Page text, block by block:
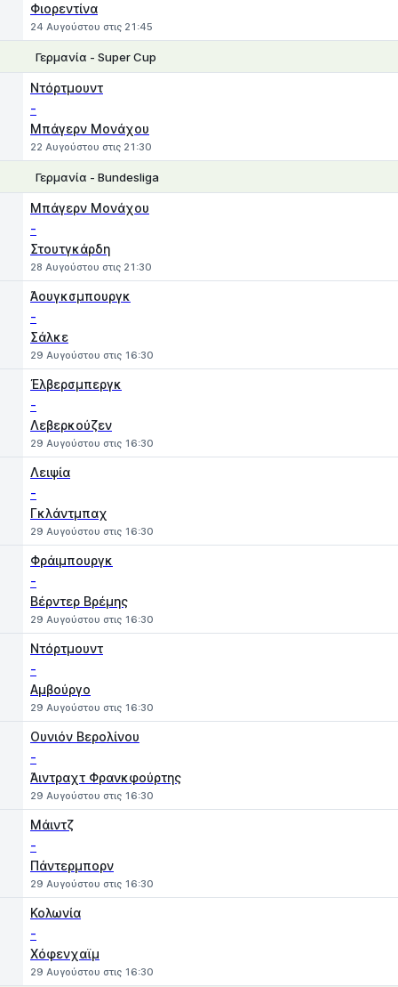
Φιορεντίνα
24 Αυγούστου στις 21:45
Γερμανία - Super Cup
Ντόρτμουντ
-
Μπάγερν Μονάχου
22 Αυγούστου στις 21:30
Γερμανία - Bundesliga
Μπάγερν Μονάχου
-
Στουτγκάρδη
28 Αυγούστου στις 21:30
Άουγκσμπουργκ
-
Σάλκε
29 Αυγούστου στις 16:30
Έλβερσμπεργκ
-
Λεβερκούζεν
29 Αυγούστου στις 16:30
Λειψία
-
Γκλάντμπαχ
29 Αυγούστου στις 16:30
Φράιμπουργκ
-
Βέρντερ Βρέμης
29 Αυγούστου στις 16:30
Ντόρτμουντ
-
Αμβούργο
29 Αυγούστου στις 16:30
Ουνιόν Βερολίνου
-
Άιντραχτ Φρανκφούρτης
29 Αυγούστου στις 16:30
Μάιντζ
-
Πάντερμπορν
29 Αυγούστου στις 16:30
Κολωνία
-
Χόφενχαϊμ
29 Αυγούστου στις 16:30